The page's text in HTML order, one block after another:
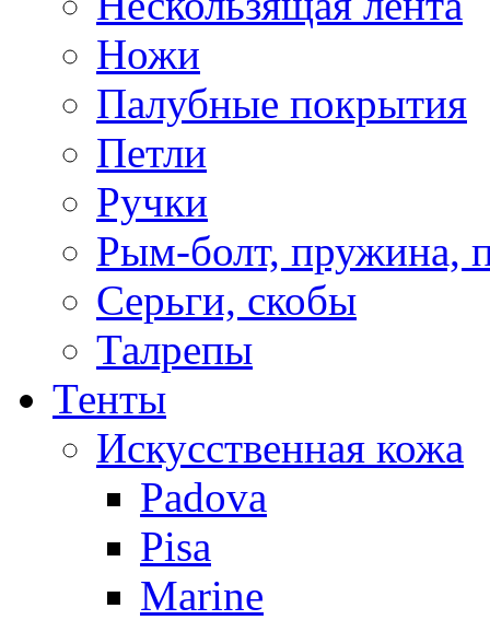
Ножи
Палубные покрытия
Петли
Ручки
Рым-болт, пружина,
Серьги, скобы
Талрепы
Тенты
Искусственная кожа
Padova
Pisa
Marine